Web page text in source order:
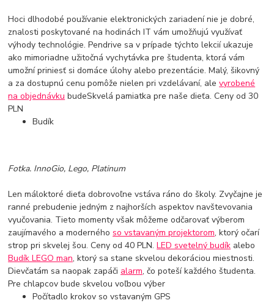
Hoci dlhodobé používanie elektronických zariadení nie je dobré,
znalosti poskytované na hodinách IT vám umožňujú využívať
výhody technológie. Pendrive sa v prípade týchto lekcií ukazuje
ako mimoriadne užitočná vychytávka pre študenta, ktorá vám
umožní priniesť si domáce úlohy alebo prezentácie. Malý, šikovný
a za dostupnú cenu pomôže nielen pri vzdelávaní, alevyrobené
na objednávku budeSkvelá pamiatka pre naše dieťa. Ceny od 30
PLN
Budík
Fotka. InnoGio, Lego, Platinum
Len máloktoré dieťa dobrovoľne vstáva ráno do školy. Zvyčajne je
ranné prebudenie jedným z najhorších aspektov navštevovania
vyučovania. Tieto momenty však môžeme odčarovať výberom
zaujímavého a modernéhoso vstavaným projektorom, ktorý očarí
strop pri skvelej šou. Ceny od 40 PLN.LED svetelný budík alebo
Budík LEGO man, ktorý sa stane skvelou dekoráciou miestnosti.
Dievčatám sa naopak zapáči alarm, čo poteší každého študenta.
Pre chlapcov bude skvelou voľbou výber
Počítadlo krokov so vstavaným GPS